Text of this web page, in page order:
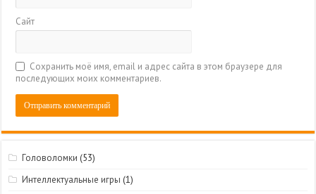
Сайт
Сохранить моё имя, email и адрес сайта в этом браузере для
последующих моих комментариев.
Головоломки (53)
Интеллектуальные игры (1)